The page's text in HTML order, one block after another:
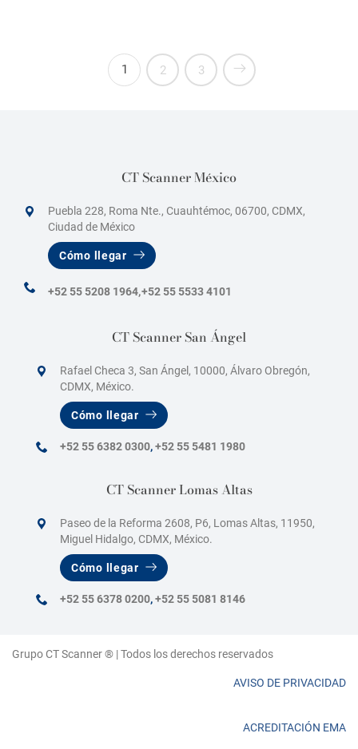
1 2 3
CT Scanner México
Puebla 228, Roma Nte., Cuauhtémoc, 06700, CDMX,
Ciudad de México
Cómo llegar
+52 55 5208 1964,+52 55 5533 4101
CT Scanner San Ángel
Rafael Checa 3, San Ángel, 10000, Álvaro Obregón,
CDMX, México.
Cómo llegar
+52 55 6382 0300,+52 55 5481 1980
CT Scanner Lomas Altas
Paseo de la Reforma 2608, P6, Lomas Altas, 11950,
Miguel Hidalgo, CDMX, México.
Cómo llegar
+52 55 6378 0200,+52 55 5081 8146
Grupo CT Scanner ® | Todos los derechos reservados
AVISO DE PRIVACIDAD
ACREDITACIÓN EMA